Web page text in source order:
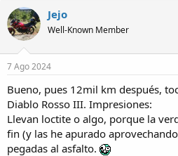
Jejo
Well-Known Member
7 Ago 2024
Bueno, pues 12mil km después,
Diablo Rosso III. Impresiones:
Llevan loctite o algo, porque la
fin (y las he apurado
pegadas al asfalto.